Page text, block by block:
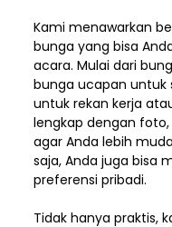
Kami menawarkan
bunga yang bisa
acara. Mulai dari
bunga ucapan untuk
untuk rekan kerja
lengkap dengan foto,
agar Anda lebih
saja, Anda juga bisa
preferensi pribadi.
Tidak hanya praktis,